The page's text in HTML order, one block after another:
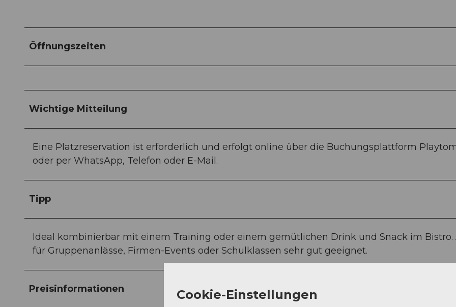
Öffnungszeiten
Wichtige Mitteilung
Eine Platzreservation ist erforderlich und erfolgt online über die Buchungsplattform
oder per WhatsApp, Telefon oder E-Mail.
Tipp
Ideal kombinierbar mit einem Training oder einem gemütlichen Drink und Snack im Bistro.
für Gruppenanlässe, Firmen-Events oder Schulklassen sehr gut geeignet.
Preisinformationen Cookie-Einstellungen